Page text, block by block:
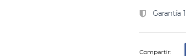
Garantía
Compartir: